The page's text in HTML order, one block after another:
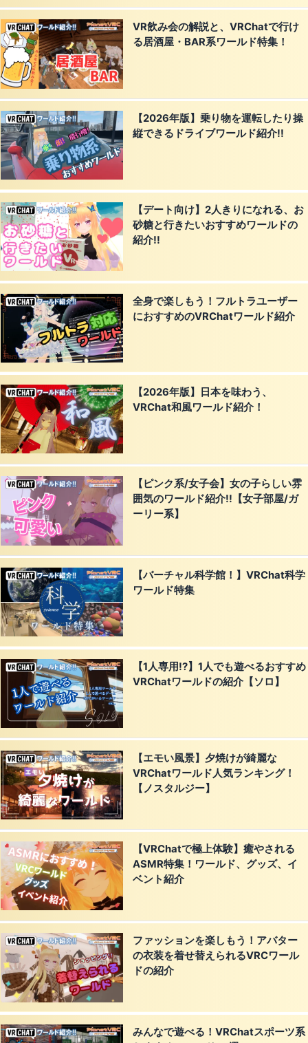
VR飲み会の解説と、VRChatで行け
る居酒屋・BAR系ワールド特集！
【2026年版】乗り物を運転したり操
縦できるドライブワールド紹介!!
【デート向け】2人きりになれる、お
砂糖と行きたいおすすめワールドの
紹介!!
全身で楽しもう！フルトラユーザー
におすすめのVRChatワールド紹介
【2026年版】日本を味わう、
VRChat和風ワールド紹介！
【ピンク系/女子会】女の子らしい雰
囲気のワールド紹介!!【女子部屋/ガ
ーリー系】
【バーチャル科学館！】VRChat科学
ワールド特集
【1人専用!?】1人でも遊べるおすすめ
VRChatワールドの紹介【ソロ】
【エモい風景】夕焼けが綺麗な
VRChatワールド人気ランキング！
【ノスタルジー】
【VRChatで極上体験】癒やされる
ASMR特集！ワールド、グッズ、イ
ベント紹介
ファッションを楽しもう！アバター
の衣装を着せ替えられるVRCワール
ドの紹介
みんなで遊べる！VRChatスポーツ系